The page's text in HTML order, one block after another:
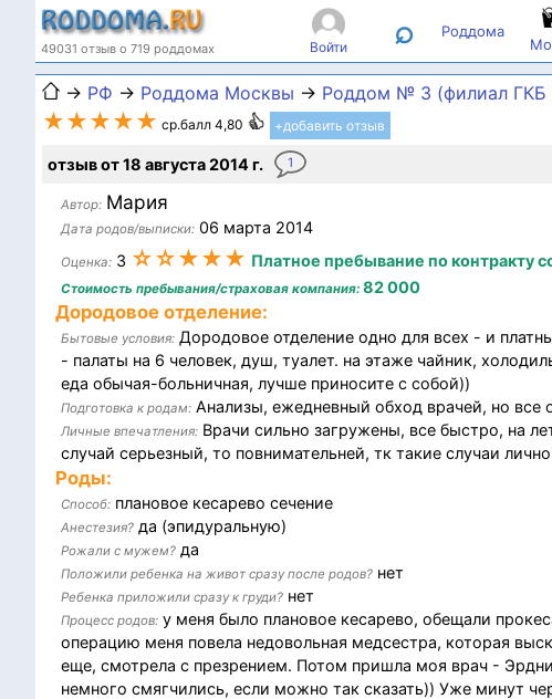
49031 отзыв о 719 роддомах Войти ⌕ Роддома
→ РФ → Роддома Москвы → Роддом № 3 (филиал
★★★★★ ср.балл 4,80 +добавить отзыв
отзыв от 18 августа 2014 г. 1
Автор: Мария
Дата родов/выписки: 06 марта 2014
Оценка: 3 ☆☆★★★ Платное пребывание по контракту
Стоимость пребывания/страховая компания: 82 000
Дородовое отделение:
Бытовые условия: Дородовое отделение одно для всех - и
- палаты на 6 человек, душ, туалет. на этаже чайник,
еда обычая-больничная, лучше приносите с собой))
Подготовка к родам: Анализы, ежедневный обход врачей, но все
Личные впечатления: Врачи сильно загружены, все быстро, на
случай серьезный, то повнимательней, тк такие случаи
Роды:
Способ: плановое кесарево сечение
Анестезия? да (эпидуральную)
Рожали с мужем? да
Положили ребенка на живот сразу после родов? нет
Ребенка приложили сразу к груди? нет
Процесс родов: у меня было плановое кесарево, обещали
операцию меня повела недовольная медсестра, которая
еще, смотрела с презрением. Потом пришла моя врач -
немного смягчились, если можно так сказать)) Уже минут